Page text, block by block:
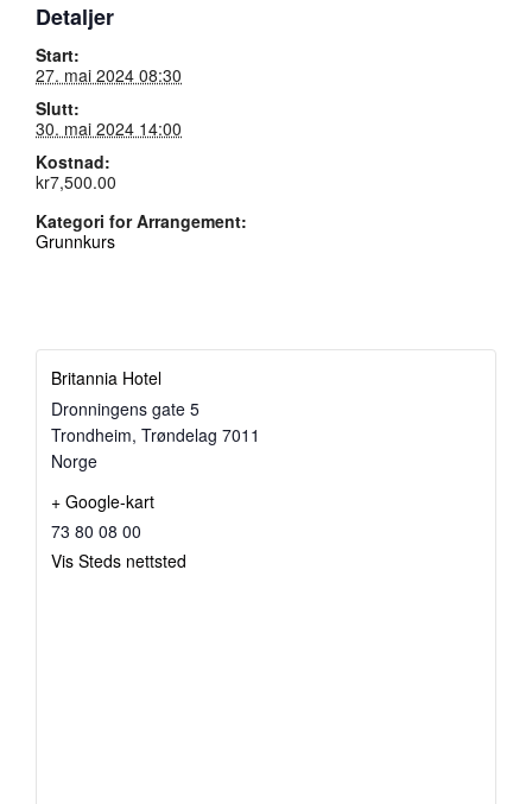
Detaljer
Start:
27. mai 2024 08:30
Slutt:
30. mai 2024 14:00
Kostnad:
kr7,500.00
Kategori for Arrangement:
Grunnkurs
Britannia Hotel
Dronningens gate 5
Trondheim, Trøndelag 7011
Norge
+ Google-kart
73 80 08 00
Vis Steds nettsted